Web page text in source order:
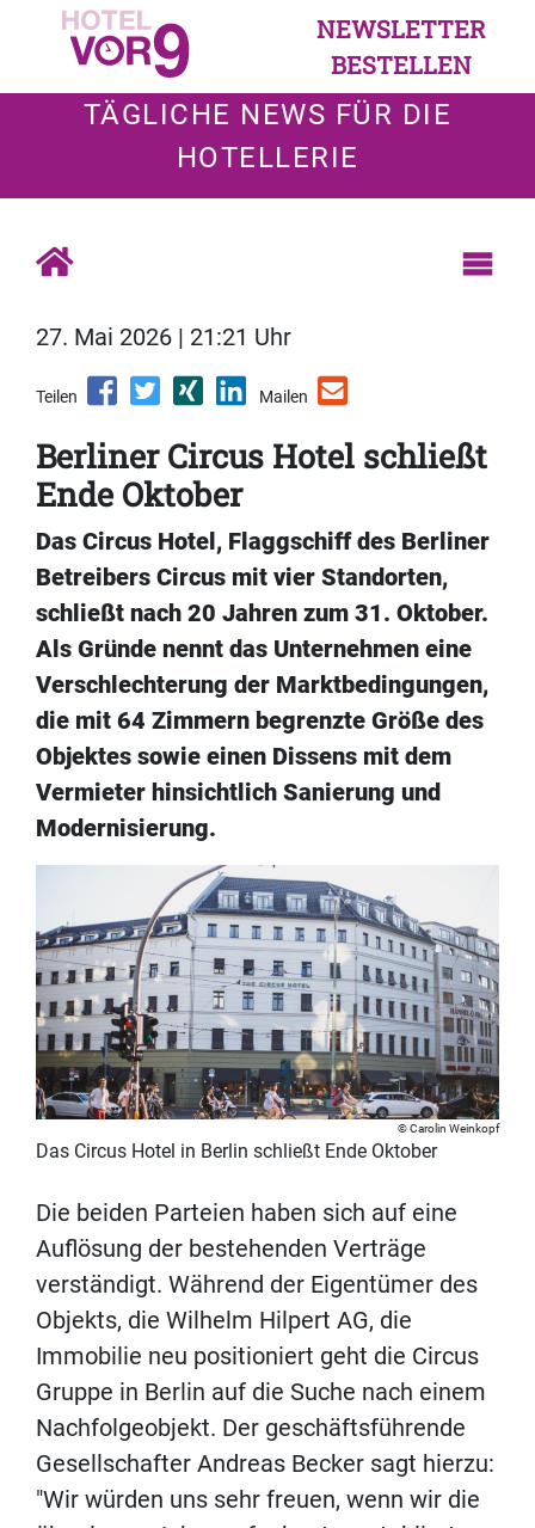
NEWSLETTER
BESTELLEN
TÄGLICHE NEWS FÜR DIE
HOTELLERIE
27. Mai 2026 | 21:21 Uhr
Teilen Mailen
Berliner Circus Hotel schließt
Ende Oktober
Das Circus Hotel, Flaggschiff des Berliner
Betreibers Circus mit vier Standorten,
schließt nach 20 Jahren zum 31. Oktober.
Als Gründe nennt das Unternehmen eine
Verschlechterung der Marktbedingungen,
die mit 64 Zimmern begrenzte Größe des
Objektes sowie einen Dissens mit dem
Vermieter hinsichtlich Sanierung und
Modernisierung.
Carolin Weinkopf
Das Circus Hotel in Berlin schließt Ende Oktober
Die beiden Parteien haben sich auf eine
Auflösung der bestehenden Verträge
verständigt. Während der Eigentümer des
Objekts, die Wilhelm Hilpert AG, die
Immobilie neu positioniert geht die Circus
Gruppe in Berlin auf die Suche nach einem
Nachfolgeobjekt. Der geschäftsführende
Gesellschafter Andreas Becker sagt hierzu:
"Wir würden uns sehr freuen, wenn wir die